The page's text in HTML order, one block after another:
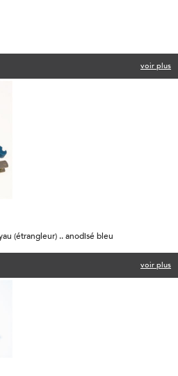
voir plus
(étrangleur) .. anodisé bleu
voir plus